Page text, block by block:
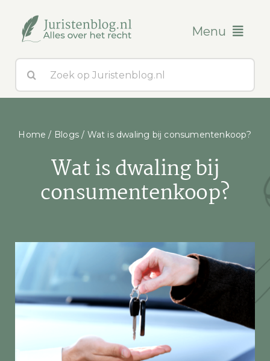
inhoud
Menu
Blogs
naar:
Home / Blogs/ Wat is dwaling bij consumentenkoop?
Wat is dwaling bij
consumentenkoop?